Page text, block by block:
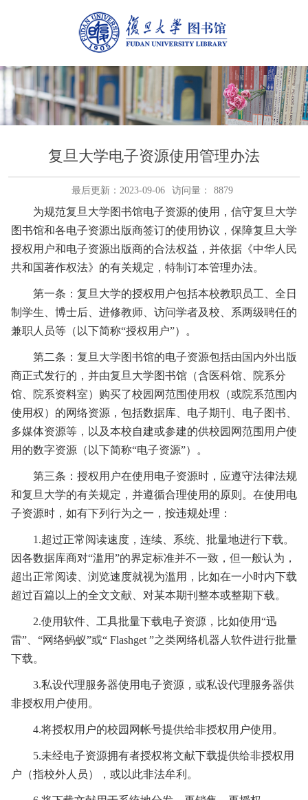
复旦大学电子资源使用管理办法
最后更新：2023-09-06 访问量： 8879
为规范复旦大学图书馆电子资源的使用，信守复旦大学
图书馆和各电子资源出版商签订的使用协议，保障复旦大学
授权用户和电子资源出版商的合法权益，并依据《中华人民
共和国著作权法》的有关规定，特制订本管理办法。
第一条：复旦大学的授权用户包括本校教职员工、全日
制学生、博士后、进修教师、访问学者及校、系两级聘任的
兼职人员等（以下简称“授权用户”）。
第二条：复旦大学图书馆的电子资源包括由国内外出版
商正式发行的，并由复旦大学图书馆（含医科馆、院系分
馆、院系资料室）购买了校园网范围使用权（或院系范围内
使用权）的网络资源，包括数据库、电子期刊、电子图书、
多媒体资源等，以及本校自建或参建的供校园网范围用户使
用的数字资源（以下简称“电子资源”）。
第三条：授权用户在使用电子资源时，应遵守法律法规
和复旦大学的有关规定，并遵循合理使用的原则。在使用电
子资源时，如有下列行为之一，按违规处理：
1.超过正常阅读速度，连续、系统、批量地进行下载。
因各数据库商对“滥用”的界定标准并不一致，但一般认为，
超出正常阅读、浏览速度就视为滥用，比如在一小时内下载
超过百篇以上的全文文献、对某本期刊整本或整期下载。
2.使用软件、工具批量下载电子资源，比如使用“迅
雷”、“网络蚂蚁”或“ Flashget ”之类网络机器人软件进行批量
下载。
3.私设代理服务器使用电子资源，或私设代理服务器供
非授权用户使用。
4.将授权用户的校园网帐号提供给非授权用户使用。
5.未经电子资源拥有者授权将文献下载提供给非授权用
户（指校外人员），或以此非法牟利。